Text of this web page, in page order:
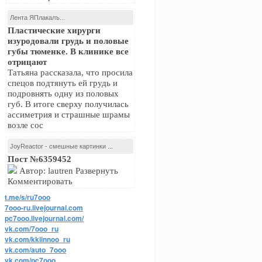
Лента ЯПлакалъ...
Пластические хирурги
изуродовали грудь и половые
губы тюменке. В клинике все
отрицают
Татьяна рассказала, что просила
спецов подтянуть ей грудь и
подровнять одну из половых
губ. В итоге сверху получилась
ассиметрия и страшные шрамы
возле сос
JoyReactor - смешные картинки ...
Пост №6359452
Автор: lautren Развернуть
Комментировать
t.me/s/ru7ooo
7ooo-ru.livejournal.com
pc7ooo.livejournal.com/
vk.com/7ooo_ru
vk.com/kkiinnoo_ru
vk.com/auto_7ooo